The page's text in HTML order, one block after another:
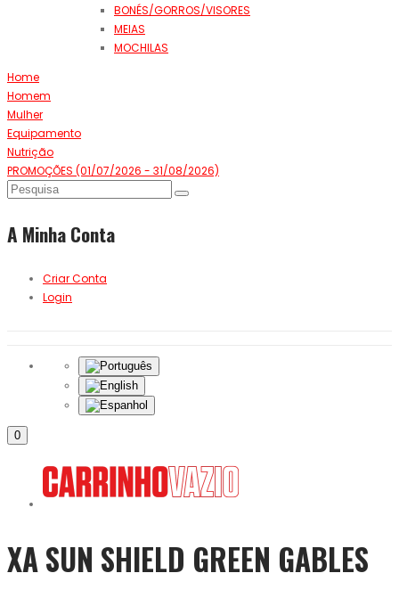
BONÉS/GORROS/VISORES
MEIAS
MOCHILAS
Home
Homem
Mulher
Equipamento
Nutrição
PROMOÇÕES (01/07/2026 - 31/08/2026)
A Minha Conta
Criar Conta
Login
0
XA SUN SHIELD GREEN GABLES